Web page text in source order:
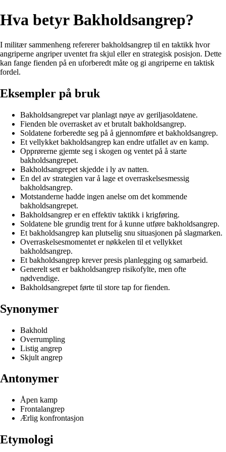
Hva betyr Bakholdsangrep?
I militær sammenheng refererer bakholdsangrep til en taktikk hvor
angriperne angriper uventet fra skjul eller en strategisk posisjon. Dette
kan fange fienden på en uforberedt måte og gi angriperne en taktisk
fordel.
Eksempler på bruk
Bakholdsangrepet var planlagt nøye av geriljasoldatene.
Fienden ble overrasket av et brutalt bakholdsangrep.
Soldatene forberedte seg på å gjennomføre et bakholdsangrep.
Et vellykket bakholdsangrep kan endre utfallet av en kamp.
Opprørerne gjemte seg i skogen og ventet på å starte
bakholdsangrepet.
Bakholdsangrepet skjedde i ly av natten.
En del av strategien var å lage et overraskelsesmessig
bakholdsangrep.
Motstanderne hadde ingen anelse om det kommende
bakholdsangrepet.
Bakholdsangrep er en effektiv taktikk i krigføring.
Soldatene ble grundig trent for å kunne utføre bakholdsangrep.
Et bakholdsangrep kan plutselig snu situasjonen på slagmarken.
Overraskelsesmomentet er nøkkelen til et vellykket
bakholdsangrep.
Et bakholdsangrep krever presis planlegging og samarbeid.
Generelt sett er bakholdsangrep risikofylte, men ofte
nødvendige.
Bakholdsangrepet førte til store tap for fienden.
Synonymer
Bakhold
Overrumpling
Listig angrep
Skjult angrep
Antonymer
Åpen kamp
Frontalangrep
Ærlig konfrontasjon
Etymologi